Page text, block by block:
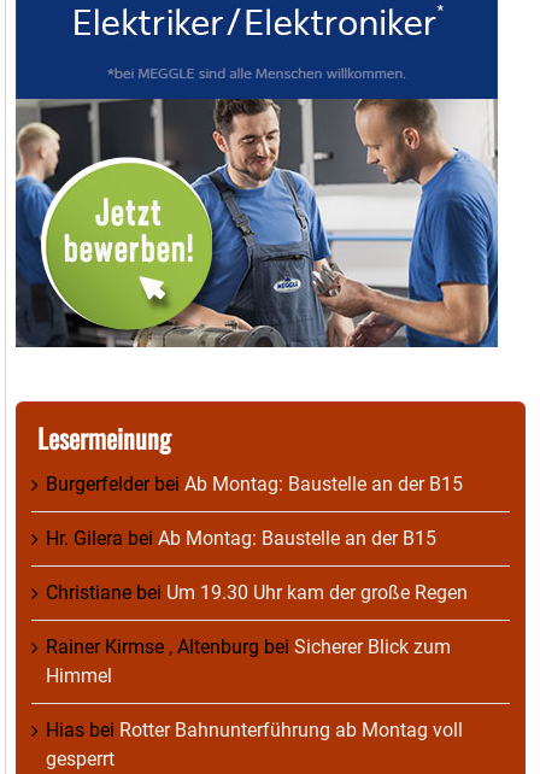
Lesermeinung
Burgerfelderbei Ab Montag: Baustelle an der B15
Hr. Gilera bei Ab Montag: Baustelle an der B15
Christiane bei Um 19.30 Uhr kam der große Regen
Rainer Kirmse , Altenburg bei Sicherer Blick zum
Himmel
Hias bei Rotter Bahnunterführung ab Montag voll
gesperrt